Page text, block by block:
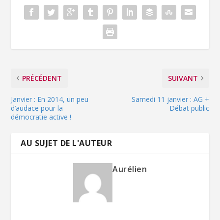
PRÉCÉDENT
Janvier : En 2014, un peu
d’audace pour la
démocratie active !
SUIVANT
Samedi 11 janvier : AG +
Débat public
AU SUJET DE L'AUTEUR
Aurélien